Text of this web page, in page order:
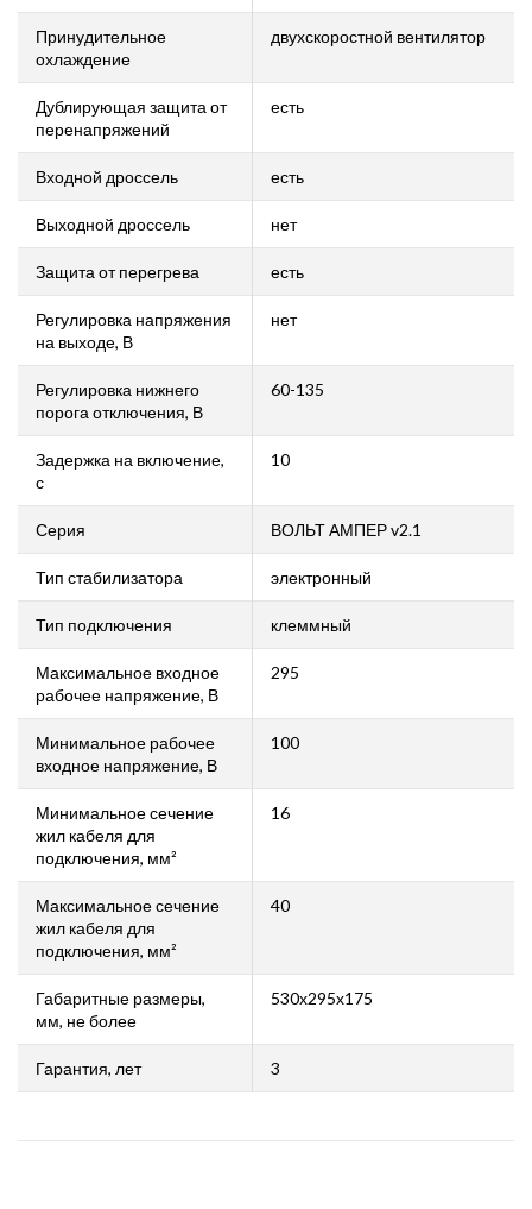
Принудительное
охлаждение
двухскоростной вентилятор
Дублирующая защита от
перенапряжений
есть
Входной дроссель есть
Выходной дроссель нет
Защита от перегрева есть
Регулировка напряжения
на выходе, В
нет
Регулировка нижнего
порога отключения, В
60-135
Задержка на включение,
с
10
Серия ВОЛЬТ АМПЕР v2.1
Тип стабилизатора электронный
Тип подключения клеммный
Максимальное входное
рабочее напряжение, В
295
Минимальное рабочее
входное напряжение, В
100
Минимальное сечение
жил кабеля для
подключения, мм²
16
Максимальное сечение
жил кабеля для
подключения, мм²
40
Габаритные размеры,
мм, не более
530х295х175
Гарантия, лет 3